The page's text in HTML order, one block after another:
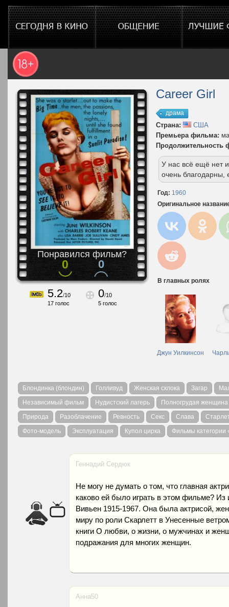
Понравился фильм?
0 0
5.2/10
17 голос
0/10
5 голос
Career Girl
драма
Страна:
США
Премьера фильма:
Продолжительность
У нас всё ещё нет
очень благодарны,
Год: 1960
Оригинальное
В главных ролях
Джун Уилкинсон
Блондинка (блондин) Голливуд Женская склока Загар
Независимый фильм
Нудистский лагерь
Полногрудая женщина
Природа
Разоблачение Ревность Секс Слава
Фото-модель
Эксплуатация Купол цирка Фильмы категории
Геннадий Сердюк
Не могу не думать о том, что главная
каково ей было играть в этом фильме?
Вивьен 1915-1967. Она была актрисой,
миру по роли Скарлетт в Унесенные
книги О любви, о жизни, о мужчинах и
подражания для многих женщин.
Анна50